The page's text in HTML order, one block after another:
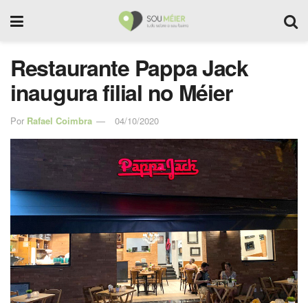
Restaurante Pappa Jack
inaugura filial no Méier
Por Rafael Coimbra 04/10/2020